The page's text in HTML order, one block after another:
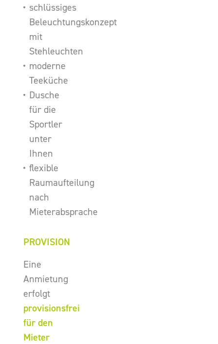
schlüssiges
Beleuchtungskonzept
mit
Stehleuchten
moderne
Teeküche
Dusche
für die
Sportler
unter
Ihnen
flexible
Raumaufteilung
nach
Mieterabsprache
PROVISION
Eine
Anmietung
erfolgt
provisionsfrei
für den
Mieter